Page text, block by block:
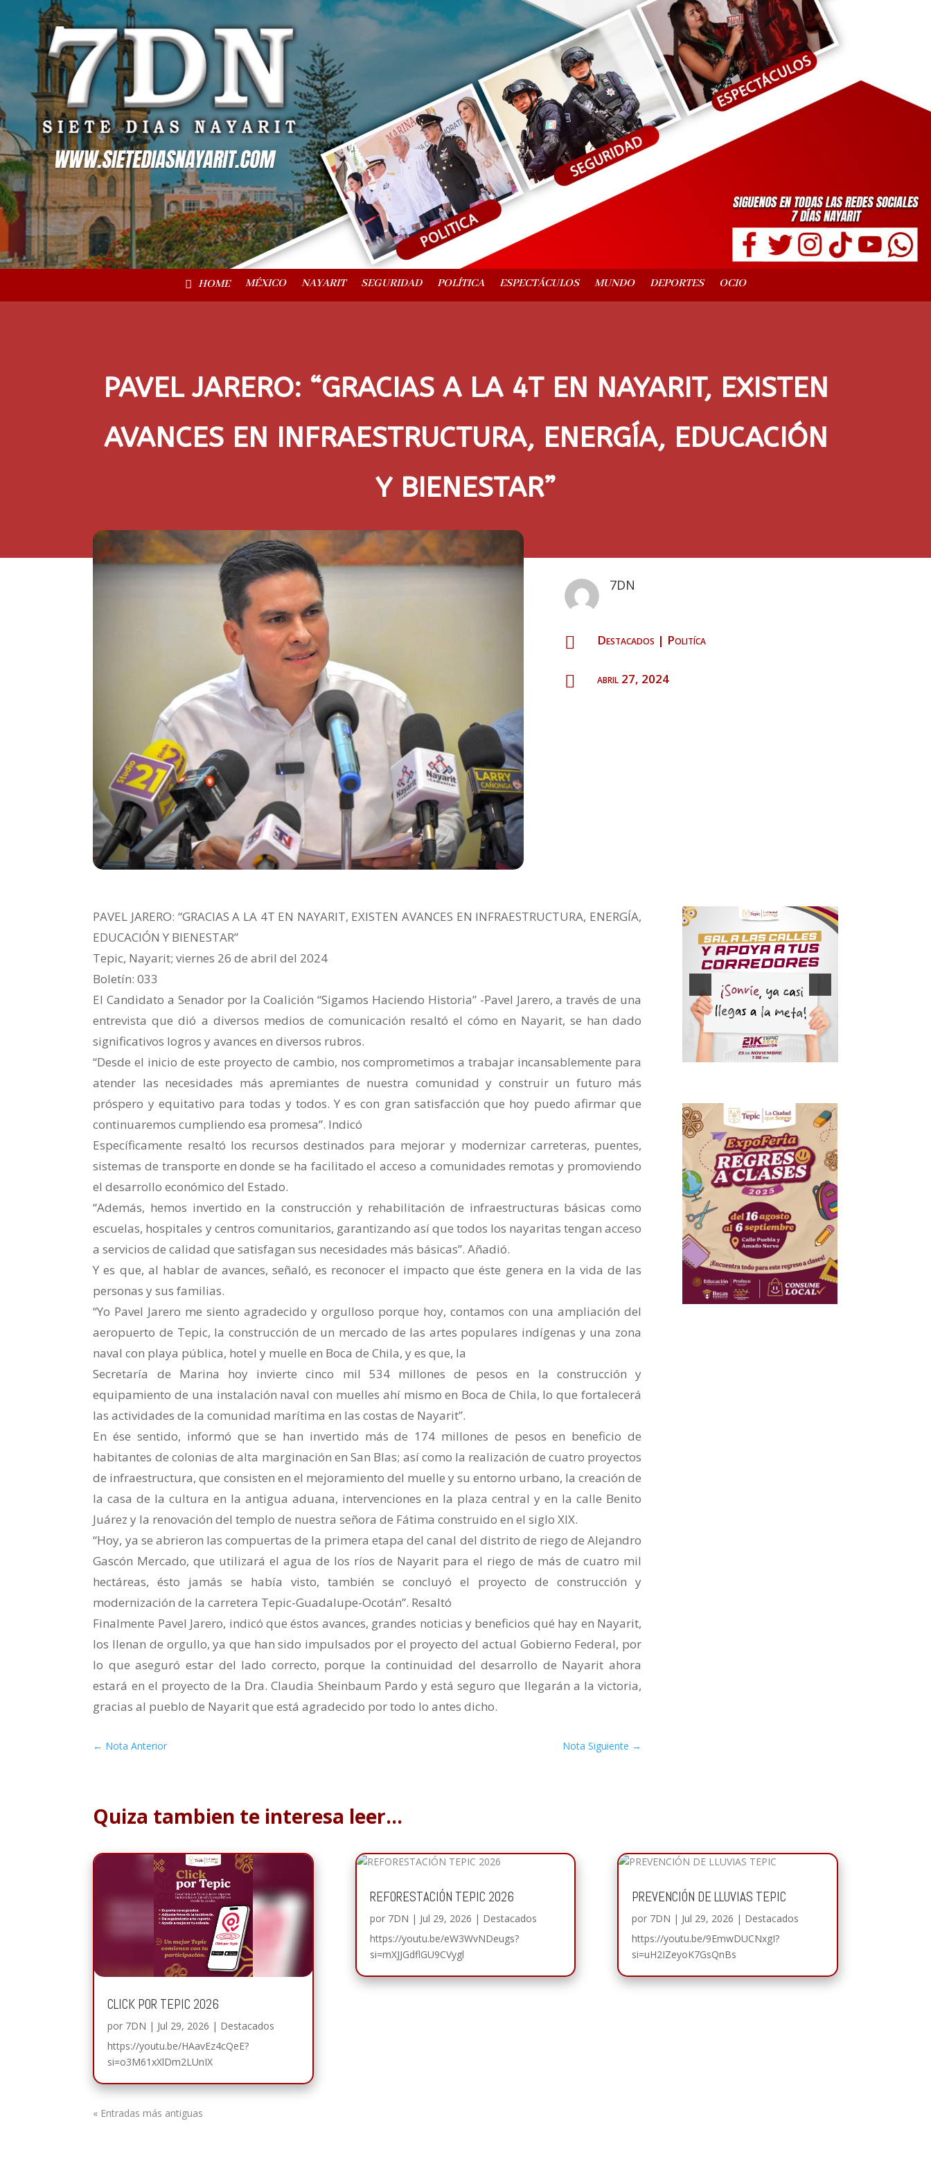
HOME MÉXICO NAYARIT SEGURIDAD POLÍTICA ESPECTÁCULOS MUNDO DEPORTES OCIO
PAVEL JARERO: “GRACIAS A LA 4T EN NAYARIT, EXISTEN
AVANCES EN INFRAESTRUCTURA, ENERGÍA, EDUCACIÓN
Y BIENESTAR”
7DN
 Destacados | Politíca
 abril 27, 2024
PAVEL JARERO: “GRACIAS A LA 4T EN NAYARIT, EXISTEN AVANCES EN INFRAESTRUCTURA, ENERGÍA,
EDUCACIÓN Y BIENESTAR”
Tepic, Nayarit; viernes 26 de abril del 2024
Boletín: 033
El Candidato a Senador por la Coalición “Sigamos Haciendo Historia” -Pavel Jarero, a través de una
entrevista que dió a diversos medios de comunicación resaltó el cómo en Nayarit, se han dado
significativos logros y avances en diversos rubros.
“Desde el inicio de este proyecto de cambio, nos comprometimos a trabajar incansablemente para
atender las necesidades más apremiantes de nuestra comunidad y construir un futuro más
próspero y equitativo para todas y todos. Y es con gran satisfacción que hoy puedo afirmar que
continuaremos cumpliendo esa promesa”. Indicó
Específicamente resaltó los recursos destinados para mejorar y modernizar carreteras, puentes,
sistemas de transporte en donde se ha facilitado el acceso a comunidades remotas y promoviendo
el desarrollo económico del Estado.
“Además, hemos invertido en la construcción y rehabilitación de infraestructuras básicas como
escuelas, hospitales y centros comunitarios, garantizando así que todos los nayaritas tengan acceso
a servicios de calidad que satisfagan sus necesidades más básicas”. Añadió.
Y es que, al hablar de avances, señaló, es reconocer el impacto que éste genera en la vida de las
personas y sus familias.
“Yo Pavel Jarero me siento agradecido y orgulloso porque hoy, contamos con una ampliación del
aeropuerto de Tepic, la construcción de un mercado de las artes populares indígenas y una zona
naval con playa pública, hotel y muelle en Boca de Chila, y es que, la
Secretaría de Marina hoy invierte cinco mil 534 millones de pesos en la construcción y
equipamiento de una instalación naval con muelles ahí mismo en Boca de Chila, lo que fortalecerá
las actividades de la comunidad marítima en las costas de Nayarit”.
En ése sentido, informó que se han invertido más de 174 millones de pesos en beneficio de
habitantes de colonias de alta marginación en San Blas; así como la realización de cuatro proyectos
de infraestructura, que consisten en el mejoramiento del muelle y su entorno urbano, la creación de
la casa de la cultura en la antigua aduana, intervenciones en la plaza central y en la calle Benito
Juárez y la renovación del templo de nuestra señora de Fátima construido en el siglo XIX.
“Hoy, ya se abrieron las compuertas de la primera etapa del canal del distrito de riego de Alejandro
Gascón Mercado, que utilizará el agua de los ríos de Nayarit para el riego de más de cuatro mil
hectáreas, ésto jamás se había visto, también se concluyó el proyecto de construcción y
modernización de la carretera Tepic-Guadalupe-Ocotán”. Resaltó
Finalmente Pavel Jarero, indicó que éstos avances, grandes noticias y beneficios qué hay en Nayarit,
los llenan de orgullo, ya que han sido impulsados por el proyecto del actual Gobierno Federal, por
lo que aseguró estar del lado correcto, porque la continuidad del desarrollo de Nayarit ahora
estará en el proyecto de la Dra. Claudia Sheinbaum Pardo y está seguro que llegarán a la victoria,
gracias al pueblo de Nayarit que está agradecido por todo lo antes dicho.
← Nota Anterior Nota Siguiente →
Quiza tambien te interesa leer…
CLICK POR TEPIC 2026
por 7DN | Jul 29, 2026 | Destacados
https://youtu.be/HAavEz4cQeE?
si=o3M61xXlDm2LUnIX
REFORESTACIÓN TEPIC 2026
por 7DN | Jul 29, 2026 | Destacados
https://youtu.be/eW3WvNDeugs?
si=mXJJGdflGU9CVygl
PREVENCIÓN DE LLUVIAS TEPIC
por 7DN | Jul 29, 2026 | Destacados
https://youtu.be/9EmwDUCNxgI?
si=uH2IZeyoK7GsQnBs
« Entradas más antiguas